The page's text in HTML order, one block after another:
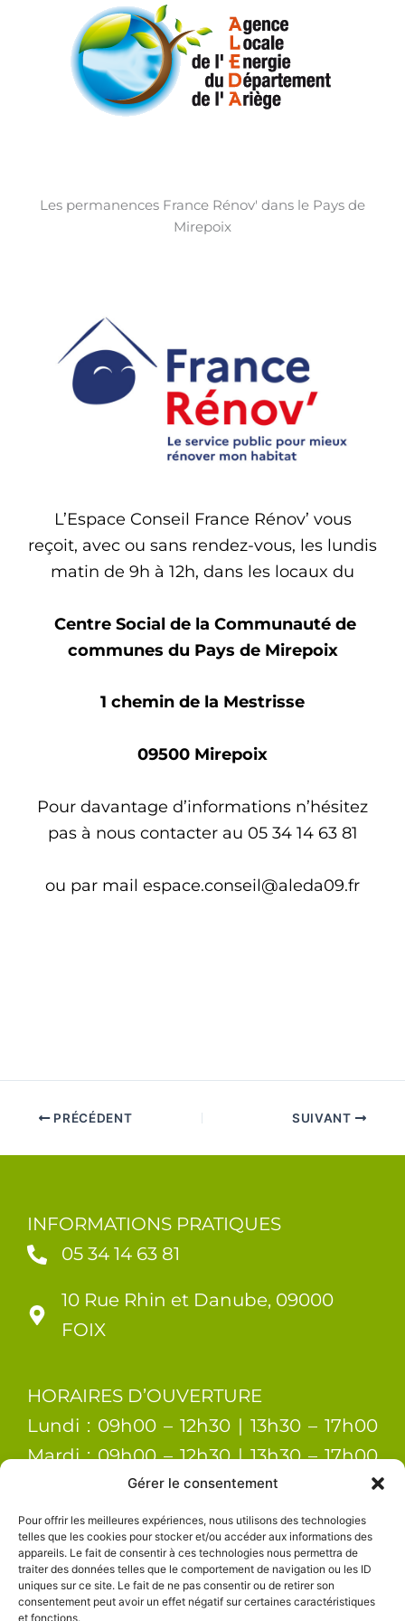
Gérer le consentement
Pour offrir les meilleures expériences, nous utilisons des technologies
telles que les cookies pour stocker et/ou accéder aux informations des
appareils. Le fait de consentir à ces technologies nous permettra de
traiter des données telles que le comportement de navigation ou les ID
uniques sur ce site. Le fait de ne pas consentir ou de retirer son
consentement peut avoir un effet négatif sur certaines caractéristiques
et fonctions.
Les permanences France Rénov' dans le Pays de
Mirepoix
L’Espace Conseil France Rénov’ vous
reçoit, avec ou sans rendez-vous, les lundis
matin de 9h à 12h, dans les locaux du
Centre Social de la Communauté de
communes du Pays de Mirepoix
1 chemin de la Mestrisse
09500 Mirepoix
Pour davantage d’informations n’hésitez
pas à nous contacter au 05 34 14 63 81
ou par mail espace.conseil@aleda09.fr
PRÉCÉDENT SUIVANT
INFORMATIONS PRATIQUES
05 34 14 63 81
10 Rue Rhin et Danube, 09000
FOIX
HORAIRES D’OUVERTURE
Lundi : 09h00 – 12h30 | 13h30 – 17h00
Mardi : 09h00 – 12h30 | 13h30 – 17h00
Mercredi : 09h00 – 12h30 | 13h30 –
17h00 Jeudi : 09h00 – 12h30 | 13h30 –
17h00 Vendredi : 09h00 – 12h30 | 13h30
– 17h00